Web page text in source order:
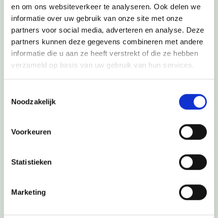
en om ons websiteverkeer te analyseren. Ook delen we
informatie over uw gebruik van onze site met onze
partners voor social media, adverteren en analyse. Deze
partners kunnen deze gegevens combineren met andere
informatie die u aan ze heeft verstrekt of die ze hebben
verzameld op basis van uw gebruik van hun services.
Noodzakelijk
Voorkeuren
Statistieken
Marketing
Mijn vraag:*